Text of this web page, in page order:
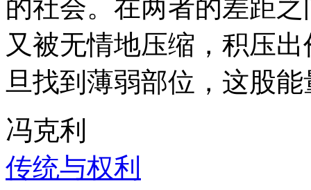
的社会。在两者的差距
又被无情地压缩，积压
旦找到薄弱部位，这股
冯克利
传统与权利